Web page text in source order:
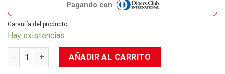
Pagando con
Garantía del producto
Hay existencias
Pop Heroes: DC Black Lightning cantidad
AÑADIR AL CARRITO